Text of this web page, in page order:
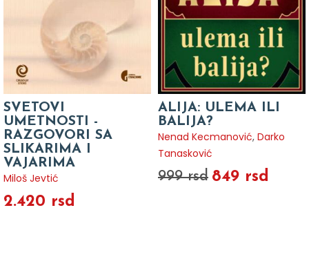
SVETOVI
UMETNOSTI -
RAZGOVORI SA
SLIKARIMA I
VAJARIMA
Miloš Jevtić
2.420 rsd
ALIJA: ULEMA ILI
BALIJA?
Nenad Kecmanović, Darko
Tanasković
999 rsd 849 rsd